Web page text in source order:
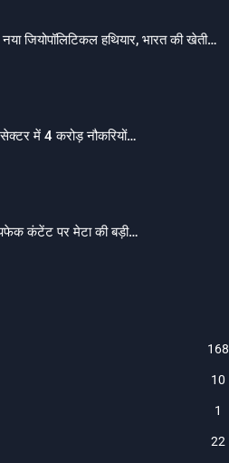
जियोपॉलिटिकल हथियार, भारत की खेती…
में 4 करोड़ नौकरियों…
कंटेंट पर मेटा की बड़ी…
10
1
22